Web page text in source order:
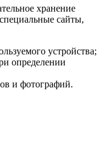
хранение
сайты,
устройства;
определении
и фотографий.